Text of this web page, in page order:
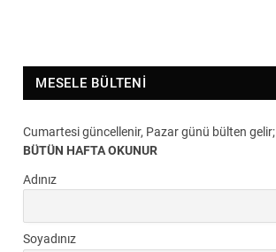
MESELE BÜLTENI
Cumartesi güncellenir, Pazar günü bülten gelir;
BÜTÜN HAFTA OKUNUR
Adınız
Soyadınız